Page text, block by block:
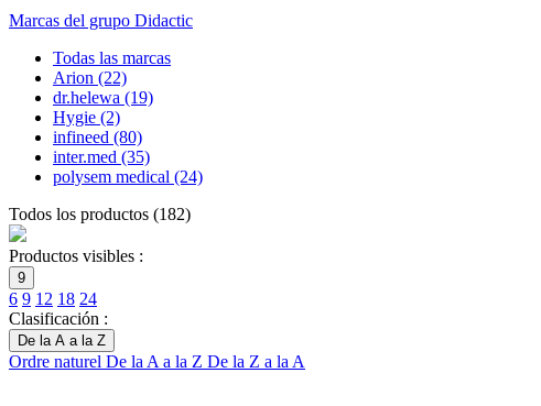
Marcas del grupo Didactic
Todas las marcas
Arion (22)
dr.helewa (19)
Hygie (2)
infineed (80)
inter.med (35)
polysem medical (24)
Todos los productos (182)
Productos visibles :
9
6 9 12 18 24
Clasificación :
De la A a la Z
Ordre naturel De la A a la Z De la Z a la A